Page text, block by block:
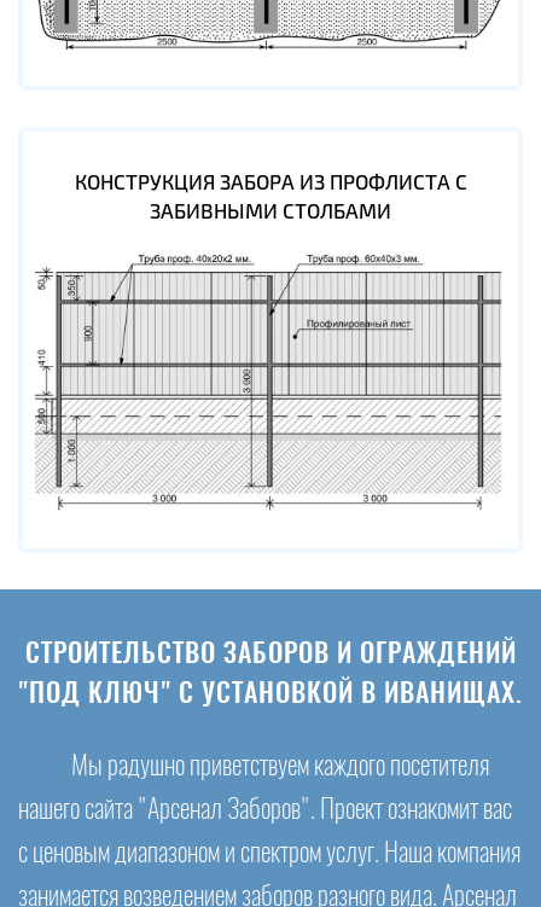
КОНСТРУКЦИЯ ЗАБОРА ИЗ ПРОФЛИСТА С
ЗАБИВНЫМИ СТОЛБАМИ
СТРОИТЕЛЬСТВО ЗАБОРОВ И ОГРАЖДЕНИЙ
"ПОД КЛЮЧ" С УСТАНОВКОЙ В ИВАНИЩАХ.
Мы радушно приветствуем каждого посетителя
нашего сайта "Арсенал Заборов". Проект ознакомит вас
с ценовым диапазоном и спектром услуг. Наша компания
занимается возведением заборов разного вида. Арсенал